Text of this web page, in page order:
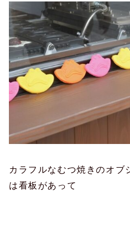
カラフルなむつ焼きのオブ
は看板があって